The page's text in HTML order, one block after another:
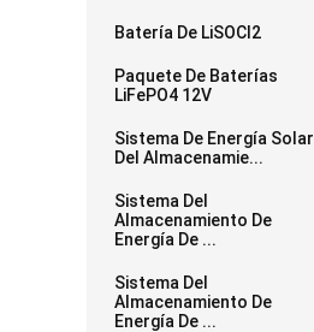
Batería De LiSOCl2
Paquete De Baterías
LiFePO4 12V
Sistema De Energía Solar
Del Almacenamie...
Sistema Del
Almacenamiento De
Energía De ...
Sistema Del
Almacenamiento De
Energía De ...